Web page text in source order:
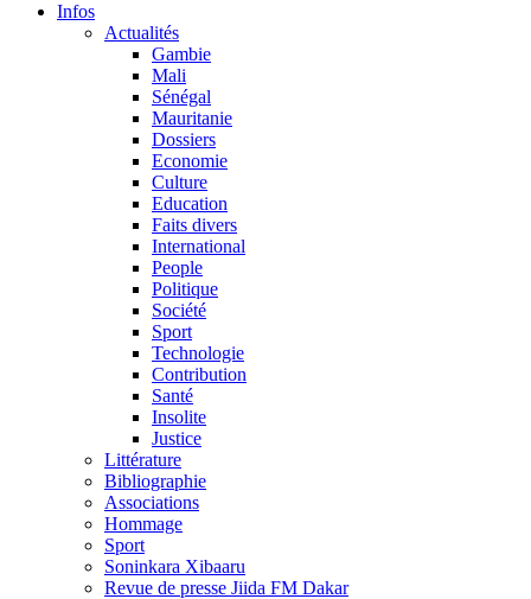
Infos
Actualités
Gambie
Mali
Sénégal
Mauritanie
Dossiers
Economie
Culture
Education
Faits divers
International
People
Politique
Société
Sport
Technologie
Contribution
Santé
Insolite
Justice
Littérature
Bibliographie
Associations
Hommage
Sport
Soninkara Xibaaru
Revue de presse Jiida FM Dakar